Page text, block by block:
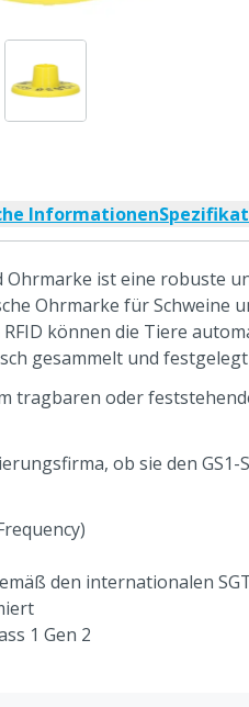
Informationen
Ohrmarke ist eine robuste
Ohrmarke für Schweine
können die Tiere
gesammelt und
tragbaren oder
ob sie den GS1-
den internationalen
1 Gen 2